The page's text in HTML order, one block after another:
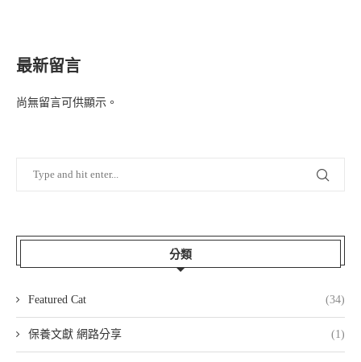
最新留言
尚無留言可供顯示。
分類
Featured Cat (34)
保養文獻 網路分享 (1)